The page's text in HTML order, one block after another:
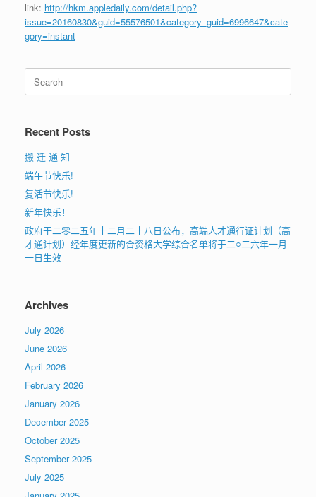
link: http://hkm.appledaily.com/detail.php?
issue=20160830&guid=55576501&category_guid=6996647&cate
gory=instant
Search
for:
Recent Posts
搬 迁 通 知
端午节快乐!
复活节快乐!
新年快乐！
政府于二零二五年十二月二十八日公布，高端人才通行证计划（高
才通计划）经年度更新的合资格大学综合名单将于二○二六年一月
一日生效
Archives
July 2026
June 2026
April 2026
February 2026
January 2026
December 2025
October 2025
September 2025
July 2025